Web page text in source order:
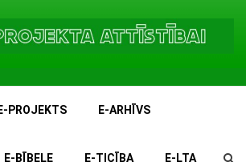
E-PROJEKTS E-ARHĪVS
E-BĪBELE E-TICĪBA E-LTA